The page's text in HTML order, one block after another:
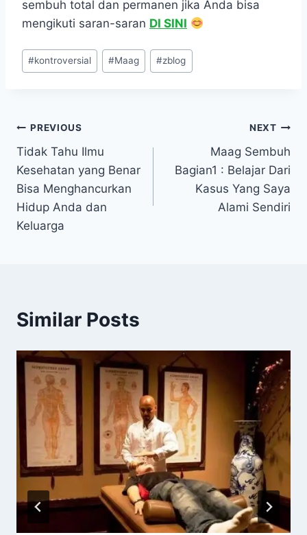
sembuh total dan permanen jika Anda bisa
mengikuti saran-saran DI SINI
Post
Tags:
#kontroversial #Maag #zblog
Navigasi
pos
PREVIOUS
Tidak Tahu Ilmu
Kesehatan yang Benar
Bisa Menghancurkan
Hidup Anda dan
Keluarga
NEXT
Maag Sembuh
Bagian1 : Belajar Dari
Kasus Yang Saya
Alami Sendiri
Similar Posts